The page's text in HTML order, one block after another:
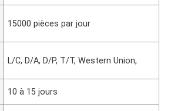
15000 pièces par jour
L/C, D/A, D/P, T/T, Western Union,
10 à 15 jours